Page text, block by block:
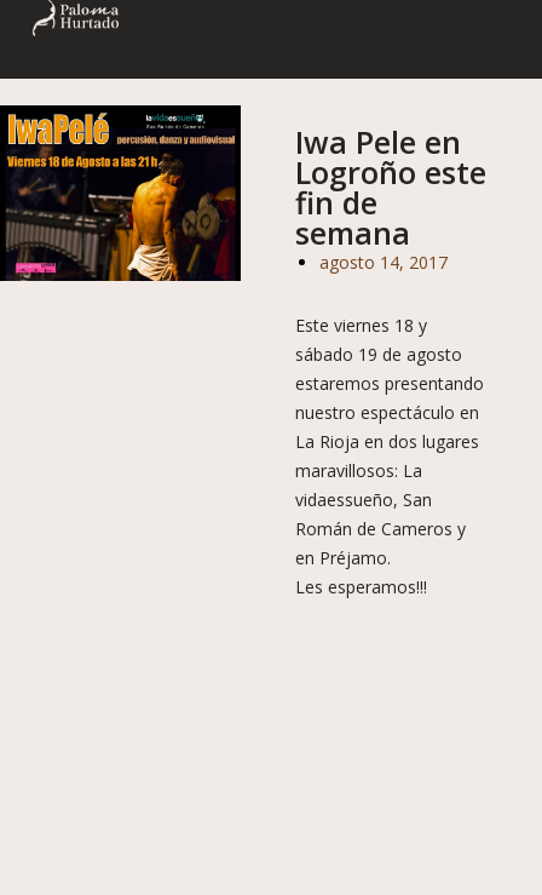
Iwa Pele en
Logroño este
fin de
semana
agosto 14, 2017
Este viernes 18 y
sábado 19 de agosto
estaremos presentando
nuestro espectáculo en
La Rioja en dos lugares
maravillosos: La
vidaessueño, San
Román de Cameros y
en Préjamo.
Les esperamos!!!